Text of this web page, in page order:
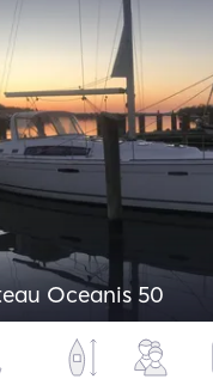
Oceanis 50